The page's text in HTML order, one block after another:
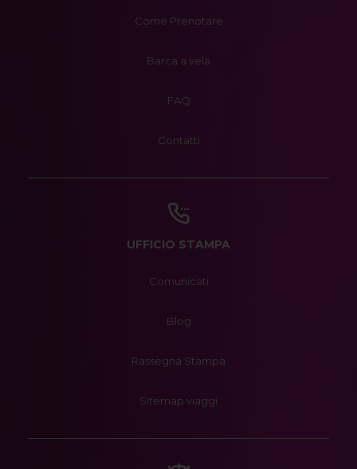
Come Prenotare
Barca a vela
FAQ
Contatti
UFFICIO STAMPA
Comunicati
Blog
Rassegna Stampa
Sitemap viaggi